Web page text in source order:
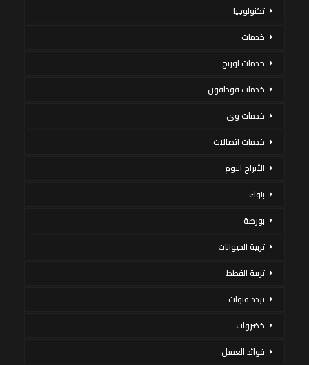
تكنولوجيا
خدمات
خدمات اورنج
خدمات فودافون
خدمات وى
خدمات اتصالات
الأبراج اليوم
بنوك
بورصة
تربية الحيوانات
تربية القطط
تردد قنوات
خضروات
فوائد العسل